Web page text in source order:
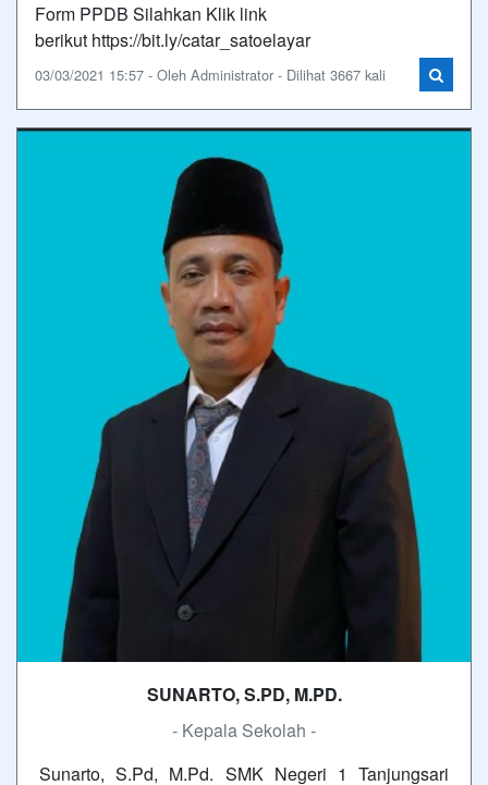
Form PPDB Silahkan Klik link
berikut https://bit.ly/catar_satoelayar
03/03/2021 15:57 - Oleh Administrator - Dilihat 3667 kali
SUNARTO, S.PD, M.PD.
- Kepala Sekolah -
Sunarto, S.Pd, M.Pd. SMK Negeri 1 Tanjungsari